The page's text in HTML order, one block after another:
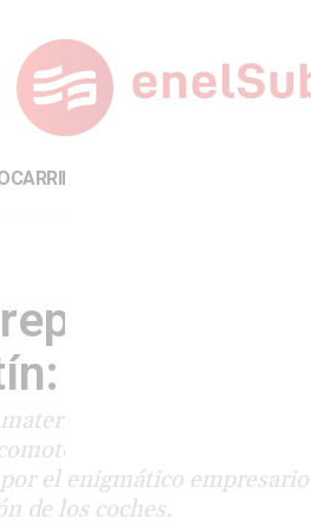
ganó
rodante de la línea,
de la línea San
el enigmático
de los coches.